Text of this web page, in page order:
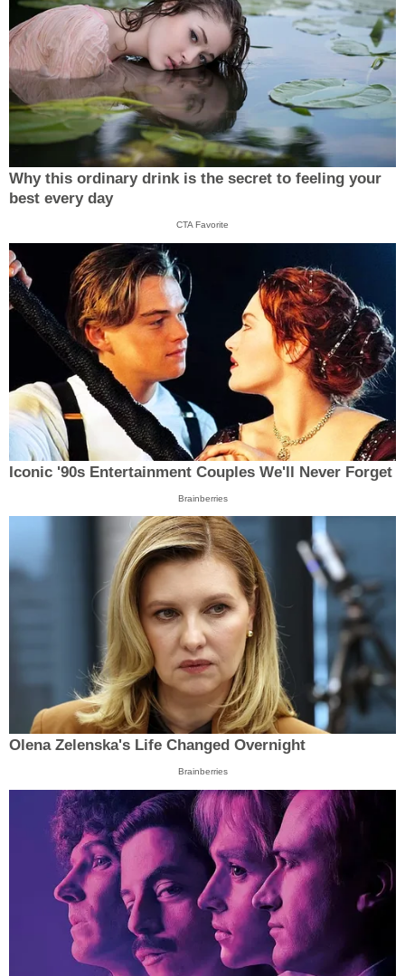
Why this ordinary drink is the secret to feeling your
best every day
CTA Favorite
Iconic '90s Entertainment Couples We'll Never Forget
Brainberries
Olena Zelenska's Life Changed Overnight
Brainberries